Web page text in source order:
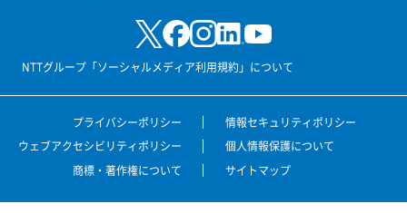
NTTグループ「ソーシャルメディア利用規約」について
プライバシーポリシー
情報セキュリティポリシー
ウェブアクセシビリティポリシー
個人情報保護について
商標・著作権について
サイトマップ